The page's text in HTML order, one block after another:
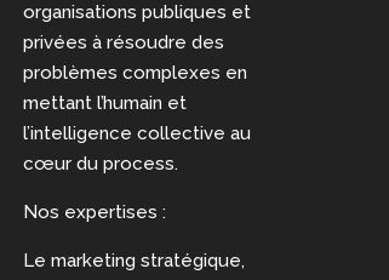
organisations publiques et
privées à résoudre des
problèmes complexes en
mettant l’humain et
l’intelligence collective au
cœur du process.
Nos expertises :
Le marketing stratégique,